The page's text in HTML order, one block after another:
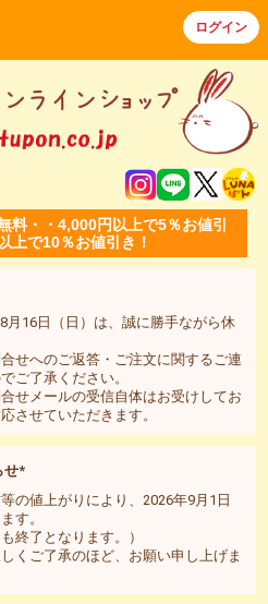
・・4,000円以上で5％お値引
上で10％お値引き！
月16日（日）は、誠に勝手ながら休
せへのご返答・ご注文に関するご連
ご了承ください。
せメールの受信自体はお受けしてお
させていただきます。
せ*
の値上がりにより、2026年9月1日
す。
終了となります。）
くご了承のほど、お願い申し上げま